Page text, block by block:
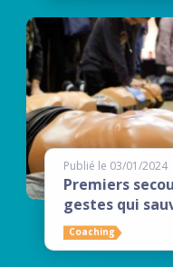
Publié le 03/01/2024
Premiers
gestes qui
Coaching